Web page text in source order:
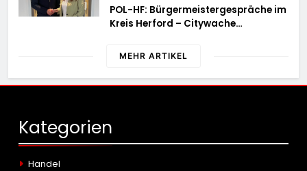
POL-HF: Bürgermeistergespräche im
Kreis Herford – Citywache
Zusammenarbeit in Herford
MEHR ARTIKEL
Kategorien
Handel